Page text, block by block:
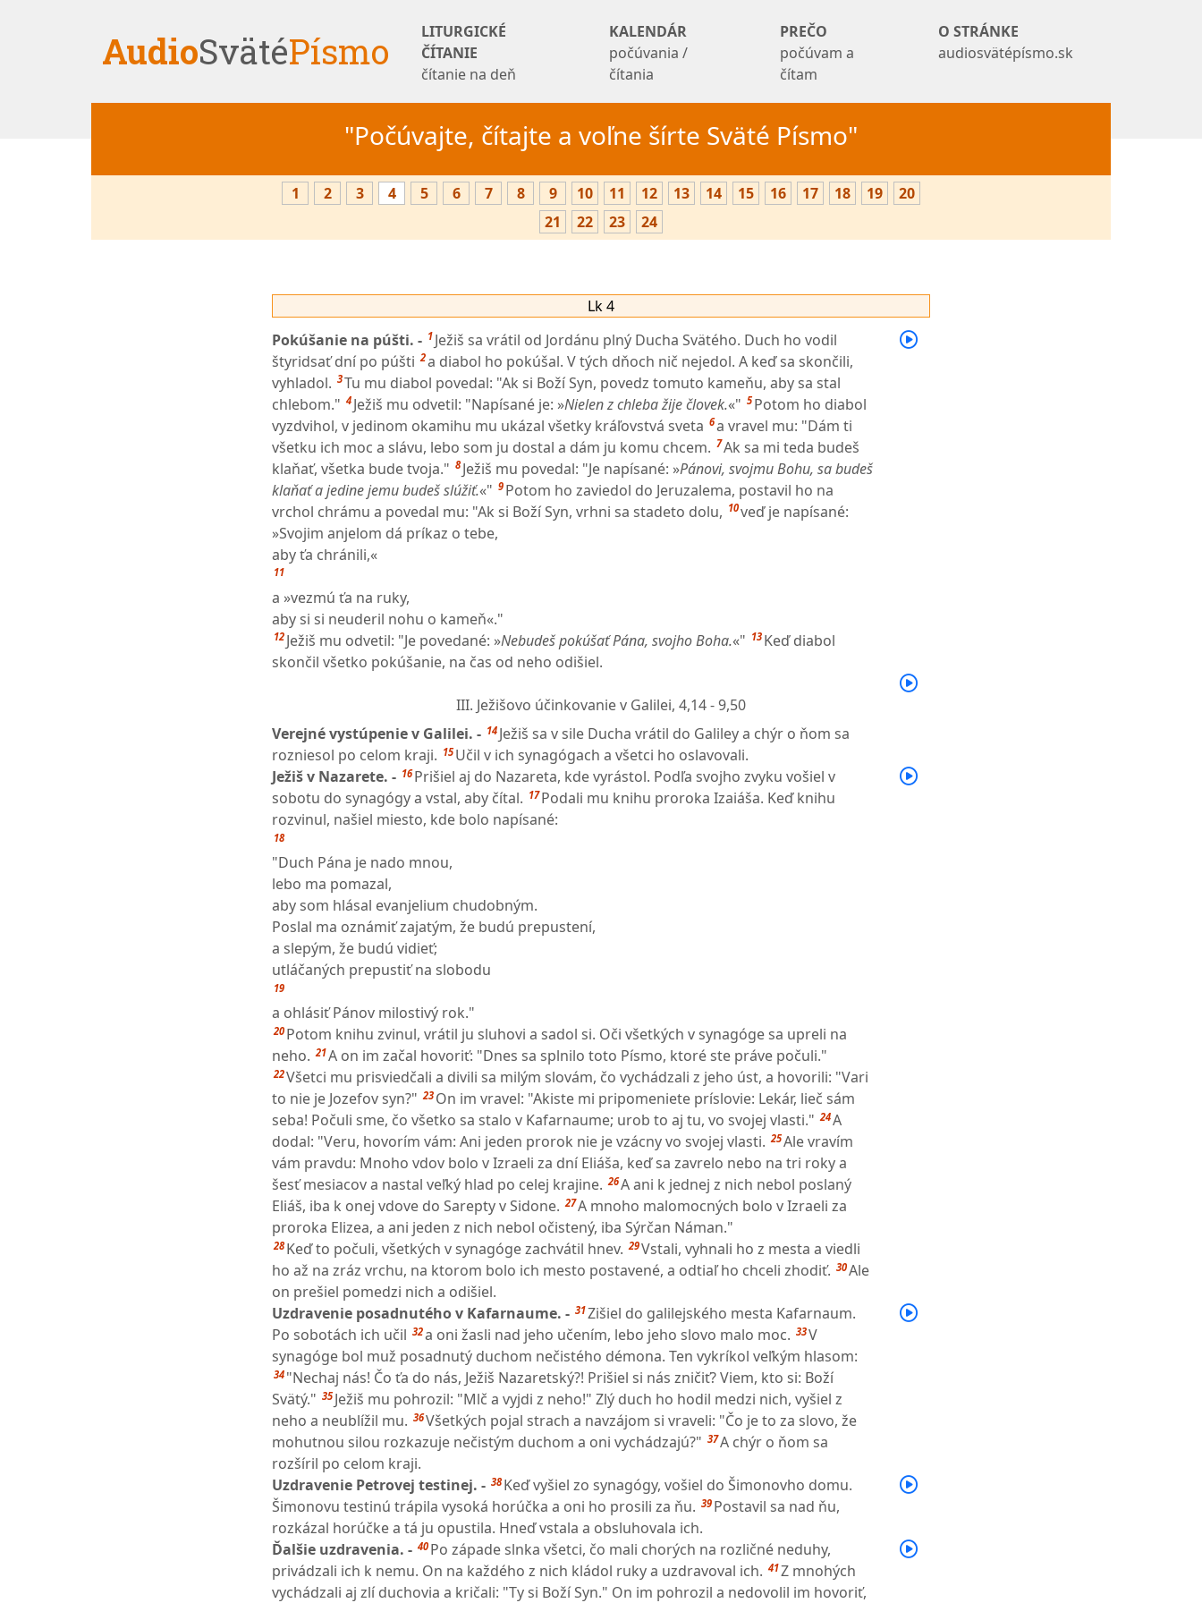
AudioSvätéPísmo
LITURGICKÉ
ČÍTANIE
čítanie na deň
KALENDÁR
počúvania /
čítania
PREČO
počúvam a
čítam
O STRÁNKE
audiosvätépísmo.sk
"Počúvajte, čítajte a voľne šírte Sväté Písmo"
1 2 3 4 5 6 7 8 9 10 11 12 13 14 15 16 17 18 19
20
21
22 23 24
Lk 4
Pokúšanie na púšti. - 1 Ježiš sa vrátil od Jordánu plný Ducha Svätého. Duch ho vodil
štyridsať dní po púšti 2a diabol ho pokúšal. V tých dňoch nič nejedol. A keď sa skončili,
vyhladol. 3Tu mu diabol povedal: "Ak si Boží Syn, povedz tomuto kameňu, aby sa stal
chlebom." 4 Ježiš mu odvetil: "Napísané je: »Nielen z chleba žije človek.«" 5 Potom ho diabol
vyzdvihol, v jedinom okamihu mu ukázal všetky kráľovstvá sveta 6a vravel mu: "Dám ti
všetku ich moc a slávu, lebo som ju dostal a dám ju komu chcem. 7Ak sa mi teda budeš
klaňať, všetka bude tvoja." 8 Ježiš mu povedal: "Je napísané: »Pánovi, svojmu Bohu, sa budeš
klaňať a jedine jemu budeš slúžiť.«" 9 Potom ho zaviedol do Jeruzalema, postavil ho na
vrchol chrámu a povedal mu: "Ak si Boží Syn, vrhni sa stadeto dolu, 10veď je napísané:
»Svojim anjelom dá príkaz o tebe,
aby ťa chránili,«
11
a »vezmú ťa na ruky,
aby si si neuderil nohu o kameň«."
12 Ježiš mu odvetil: "Je povedané: »Nebudeš pokúšať Pána, svojho Boha.«" 13 Keď diabol
skončil všetko pokúšanie, na čas od neho odišiel.
III. Ježišovo účinkovanie v Galilei, 4,14 - 9,50
Verejné vystúpenie v Galilei. - 14 Ježiš sa v sile Ducha vrátil do Galiley a chýr o ňom sa
rozniesol po celom kraji. 15 Učil v ich synagógach a všetci ho oslavovali.
Ježiš v Nazarete. - 16 Prišiel aj do Nazareta, kde vyrástol. Podľa svojho zvyku vošiel v
sobotu do synagógy a vstal, aby čítal. 17 Podali mu knihu proroka Izaiáša. Keď knihu
rozvinul, našiel miesto, kde bolo napísané:
18
"Duch Pána je nado mnou,
lebo ma pomazal,
aby som hlásal evanjelium chudobným.
Poslal ma oznámiť zajatým, že budú prepustení,
a slepým, že budú vidieť;
utláčaných prepustiť na slobodu
19
a ohlásiť Pánov milostivý rok."
20 Potom knihu zvinul, vrátil ju sluhovi a sadol si. Oči všetkých v synagóge sa upreli na
neho. 21A on im začal hovoriť: "Dnes sa splnilo toto Písmo, ktoré ste práve počuli."
22Všetci mu prisviedčali a divili sa milým slovám, čo vychádzali z jeho úst, a hovorili: "Vari
to nie je Jozefov syn?" 23 On im vravel: "Akiste mi pripomeniete príslovie: Lekár, lieč sám
seba! Počuli sme, čo všetko sa stalo v Kafarnaume; urob to aj tu, vo svojej vlasti." 24A
dodal: "Veru, hovorím vám: Ani jeden prorok nie je vzácny vo svojej vlasti. 25Ale vravím
vám pravdu: Mnoho vdov bolo v Izraeli za dní Eliáša, keď sa zavrelo nebo na tri roky a
šesť mesiacov a nastal veľký hlad po celej krajine. 26A ani k jednej z nich nebol poslaný
Eliáš, iba k onej vdove do Sarepty v Sidone. 27A mnoho malomocných bolo v Izraeli za
proroka Elizea, a ani jeden z nich nebol očistený, iba Sýrčan Náman."
28 Keď to počuli, všetkých v synagóge zachvátil hnev. 29Vstali, vyhnali ho z mesta a viedli
ho až na zráz vrchu, na ktorom bolo ich mesto postavené, a odtiaľ ho chceli zhodiť. 30Ale
on prešiel pomedzi nich a odišiel.
Uzdravenie posadnutého v Kafarnaume. - 31Zišiel do galilejského mesta Kafarnaum.
Po sobotách ich učil 32a oni žasli nad jeho učením, lebo jeho slovo malo moc. 33V
synagóge bol muž posadnutý duchom nečistého démona. Ten vykríkol veľkým hlasom:
34 "Nechaj nás! Čo ťa do nás, Ježiš Nazaretský?! Prišiel si nás zničiť? Viem, kto si: Boží
Svätý." 35 Ježiš mu pohrozil: "Mlč a vyjdi z neho!" Zlý duch ho hodil medzi nich, vyšiel z
neho a neublížil mu. 36Všetkých pojal strach a navzájom si vraveli: "Čo je to za slovo, že
mohutnou silou rozkazuje nečistým duchom a oni vychádzajú?" 37A chýr o ňom sa
rozšíril po celom kraji.
Uzdravenie Petrovej testinej. - 38 Keď vyšiel zo synagógy, vošiel do Šimonovho domu.
Šimonovu testinú trápila vysoká horúčka a oni ho prosili za ňu. 39 Postavil sa nad ňu,
rozkázal horúčke a tá ju opustila. Hneď vstala a obsluhovala ich.
Ďalšie uzdravenia. - 40 Po západe slnka všetci, čo mali chorých na rozličné neduhy,
privádzali ich k nemu. On na každého z nich kládol ruky a uzdravoval ich. 41Z mnohých
vychádzali aj zlí duchovia a kričali: "Ty si Boží Syn." On im pohrozil a nedovolil im hovoriť,